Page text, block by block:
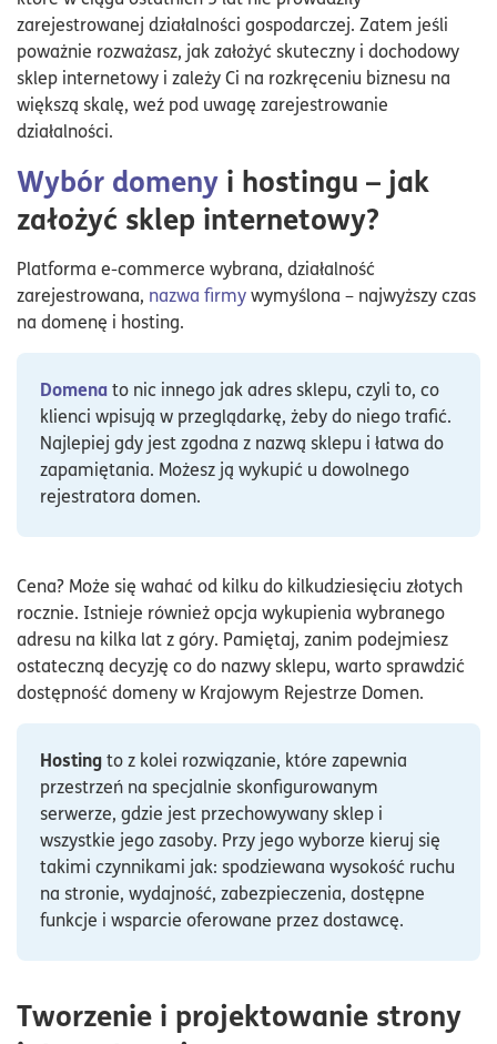
zarejestrowanej działalności gospodarczej. Zatem jeśli
poważnie rozważasz, jak założyć skuteczny i dochodowy
sklep internetowy i zależy Ci na rozkręceniu biznesu na
większą skalę, weź pod uwagę zarejestrowanie
działalności.
Wybór domeny i hostingu – jak
założyć sklep internetowy?
Platforma e-commerce wybrana, działalność
zarejestrowana, nazwa firmywymyślona – najwyższy czas
na domenę i hosting.
Domenato nic innego jak adres sklepu, czyli to, co
klienci wpisują w przeglądarkę, żeby do niego trafić.
Najlepiej gdy jest zgodna z nazwą sklepu i łatwa do
zapamiętania. Możesz ją wykupić u dowolnego
rejestratora domen.
Cena? Może się wahać od kilku do kilkudziesięciu złotych
rocznie. Istnieje również opcja wykupienia wybranego
adresu na kilka lat z góry. Pamiętaj, zanim podejmiesz
ostateczną decyzję co do nazwy sklepu, warto sprawdzić
dostępność domeny w Krajowym Rejestrze Domen.
Hostingto z kolei rozwiązanie, które zapewnia
przestrzeń na specjalnie skonfigurowanym
serwerze, gdzie jest przechowywany sklep i
wszystkie jego zasoby. Przy jego wyborze kieruj się
takimi czynnikami jak: spodziewana wysokość ruchu
na stronie, wydajność, zabezpieczenia, dostępne
funkcje i wsparcie oferowane przez dostawcę.
Tworzenie i projektowanie strony